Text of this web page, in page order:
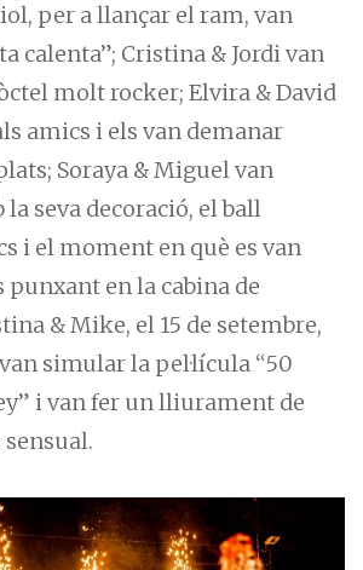
per a llançar el ram, van
calenta”; Cristina & Jordi van
molt rocker; Elvira & David
amics i els van demanar
Soraya & Miguel van
seva decoració, el ball
i el moment en què es van
en la cabina de
& Mike, el 15 de setembre,
simular la pel·lícula “50
i van fer un lliurament de